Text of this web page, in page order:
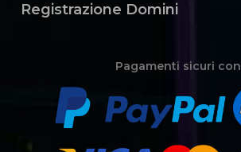
Registrazione Domini
Pagamenti sicuri con